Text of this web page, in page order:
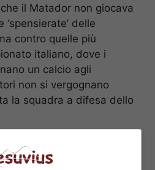
il Matador non giocava
delle
contro quelle più
italiano, dove i
un calcio agli
non si vergognano
la squadra a difesa dello